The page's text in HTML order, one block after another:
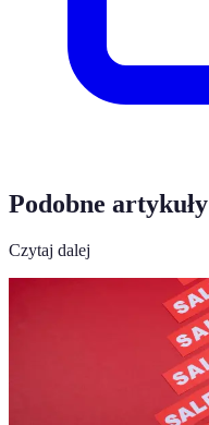
Podobne artykuły
Czytaj dalej